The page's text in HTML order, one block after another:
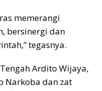
memerangi
bersinergi dan
tegasnya.
Ardito Wijaya,
Narkoba dan zat